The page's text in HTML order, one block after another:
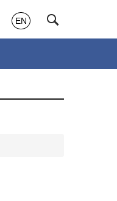
EN